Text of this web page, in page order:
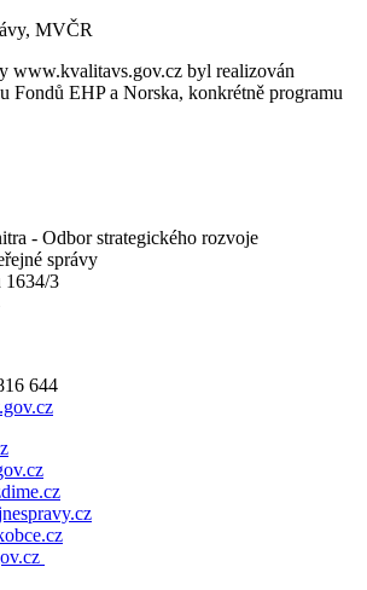
www.kvalitavs.gov.cz byl realizován
Fondů EHP a Norska, konkrétně programu
- Odbor strategického rozvoje
správy
1634/3
644